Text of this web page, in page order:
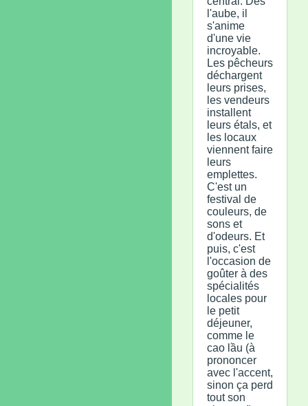
l'aube, il
s'anime
d'une vie
incroyable.
Les pêcheurs
déchargent
leurs prises,
les vendeurs
installent
leurs étals, et
les locaux
viennent faire
leurs
emplettes.
C'est un
festival de
couleurs, de
sons et
d'odeurs. Et
puis, c'est
l'occasion de
goûter à des
spécialités
locales pour
le petit
déjeuner,
comme le
cao lầu (à
prononcer
avec l'accent,
sinon ça perd
tout son